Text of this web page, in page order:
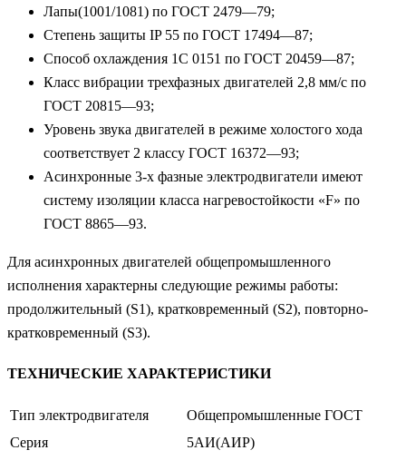
Лапы(1001/1081) по ГОСТ 2479—79;
Степень защиты IP 55 по ГОСТ 17494—87;
Способ охлаждения 1С 0151 по ГОСТ 20459—87;
Класс вибрации трехфазных двигателей 2,8 мм/с по
ГОСТ 20815—93;
Уровень звука двигателей в режиме холостого хода
соответствует 2 классу ГОСТ 16372—93;
Асинхронные 3-х фазные электродвигатели имеют
систему изоляции класса нагревостойкости «F» по
ГОСТ 8865—93.
Для асинхронных двигателей общепромышленного
исполнения характерны следующие режимы работы:
продолжительный (S1), кратковременный (S2), повторно-
кратковременный (S3).
ТЕХНИЧЕСКИЕ ХАРАКТЕРИСТИКИ
Тип электродвигателя
Общепромышленные ГОСТ
Серия
5АИ(АИР)